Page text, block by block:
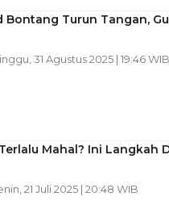
Bontang Turun Tangan,
31 Agustus 2025 | 19:46 WIB
Mahal? Ini Langkah
21 Juli 2025 | 20:48 WIB